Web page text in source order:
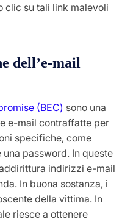
clic su tali link malevoli
dell’e-mail
(BEC) sono una
e-mail contraffatte per
specifiche, come
password. In queste
indirizzi e-mail
In buona sostanza, i
della vittima. In
riesce a ottenere